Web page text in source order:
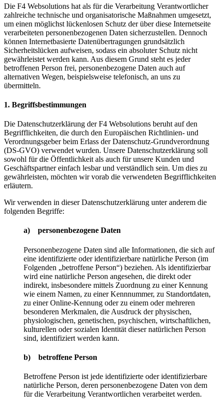
Die F4 Websolutions hat als für die Verarbeitung Verantwortlicher
zahlreiche technische und organisatorische Maßnahmen umgesetzt,
um einen möglichst lückenlosen Schutz der über diese Internetseite
verarbeiteten personenbezogenen Daten sicherzustellen. Dennoch
können Internetbasierte Datenübertragungen grundsätzlich
Sicherheitslücken aufweisen, sodass ein absoluter Schutz nicht
gewährleistet werden kann. Aus diesem Grund steht es jeder
betroffenen Person frei, personenbezogene Daten auch auf
alternativen Wegen, beispielsweise telefonisch, an uns zu
übermitteln.
1. Begriffsbestimmungen
Die Datenschutzerklärung der F4 Websolutions beruht auf den
Begrifflichkeiten, die durch den Europäischen Richtlinien- und
Verordnungsgeber beim Erlass der Datenschutz-Grundverordnung
(DS-GVO) verwendet wurden. Unsere Datenschutzerklärung soll
sowohl für die Öffentlichkeit als auch für unsere Kunden und
Geschäftspartner einfach lesbar und verständlich sein. Um dies zu
gewährleisten, möchten wir vorab die verwendeten Begrifflichkeiten
erläutern.
Wir verwenden in dieser Datenschutzerklärung unter anderem die
folgenden Begriffe:
a) personenbezogene Daten
Personenbezogene Daten sind alle Informationen, die sich auf
eine identifizierte oder identifizierbare natürliche Person (im
Folgenden „betroffene Person“) beziehen. Als identifizierbar
wird eine natürliche Person angesehen, die direkt oder
indirekt, insbesondere mittels Zuordnung zu einer Kennung
wie einem Namen, zu einer Kennnummer, zu Standortdaten,
zu einer Online-Kennung oder zu einem oder mehreren
besonderen Merkmalen, die Ausdruck der physischen,
physiologischen, genetischen, psychischen, wirtschaftlichen,
kulturellen oder sozialen Identität dieser natürlichen Person
sind, identifiziert werden kann.
b) betroffene Person
Betroffene Person ist jede identifizierte oder identifizierbare
natürliche Person, deren personenbezogene Daten von dem
für die Verarbeitung Verantwortlichen verarbeitet werden.